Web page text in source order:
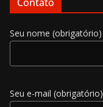
Seu nome (obrigatório)
Seu e-mail (obrigatório)